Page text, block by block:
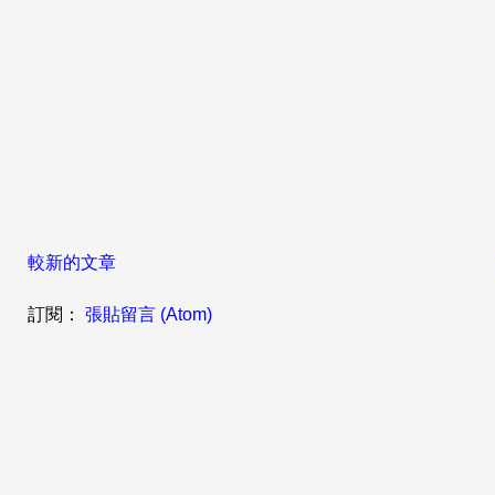
較新的文章
訂閱： 張貼留言 (Atom)